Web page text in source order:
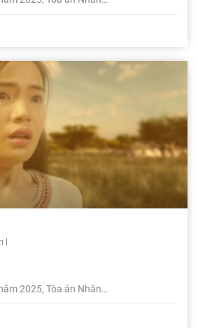
2025, Tòa án Nhân…